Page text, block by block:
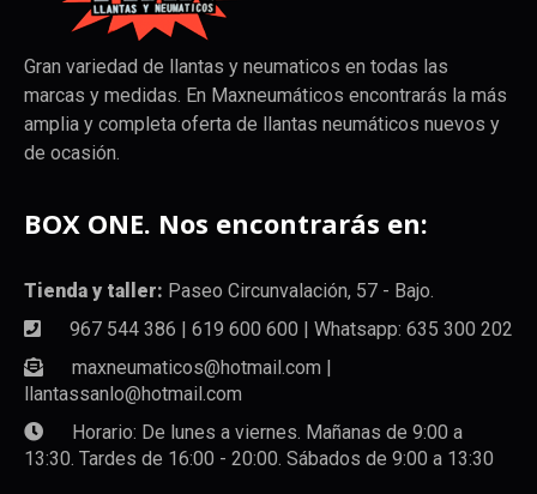
Gran variedad de llantas y neumaticos en todas las
marcas y medidas. En Maxneumáticos encontrarás la más
amplia y completa oferta de llantas neumáticos nuevos y
de ocasión.
BOX ONE. Nos encontrarás en:
Tienda y taller: Paseo Circunvalación, 57 - Bajo.
967 544 386 | 619 600 600 | Whatsapp: 635 300 202
maxneumaticos@hotmail.com |
llantassanlo@hotmail.com
Horario: De lunes a viernes. Mañanas de 9:00 a
13:30. Tardes de 16:00 - 20:00. Sábados de 9:00 a 13:30